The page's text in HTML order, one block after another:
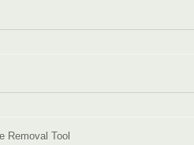
Removal Tool